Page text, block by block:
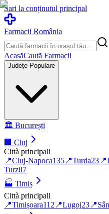
Sari la conținutul principal
Farmacii România
AcasăCaută Farmacii
Județe Populare
🏛️ București
🏢 Cluj
Città principali
📍Cluj-Napoca135 📍Turda23 📍
Turzii7
🏭 Timiș
Città principali
📍Timișoara112 📍Lugoj23 📍